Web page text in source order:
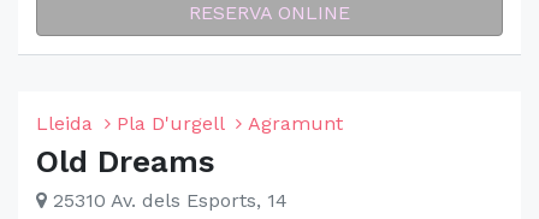
RESERVA ONLINE
Lleida Pla D'urgell Agramunt
Old Dreams
25310 Av. dels Esports, 14